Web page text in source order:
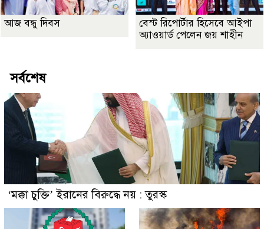
আজ বন্ধু দিবস
বেস্ট রিপোর্টার হিসেবে আইপা
অ্যাওয়ার্ড পেলেন জয় শাহীন
সর্বশেষ
‘মক্কা চুক্তি’ ইরানের বিরুদ্ধে নয় : তুরস্ক